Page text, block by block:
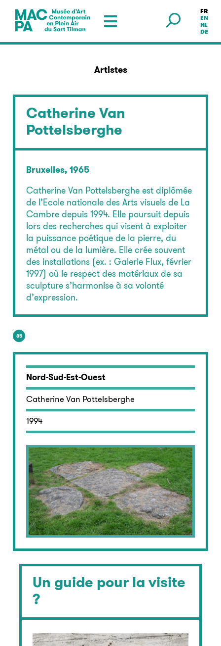
Musée en plein air — Sart Tilman
FR
EN
NL
DE
Artistes
Un guide pour la visite
?
Catherine Van
Pottelsberghe
Bruxelles, 1965
Catherine Van Pottelsberghe est diplômée
de l’Ecole nationale des Arts visuels de La
Cambre depuis 1994. Elle poursuit depuis
lors des recherches qui visent à exploiter
la puissance poétique de la pierre, du
métal ou de la lumière. Elle crée souvent
des installations (ex. : Galerie Flux, février
1997) où le respect des matériaux de sa
sculpture s’harmonise à sa volonté
d’expression.
85
Nord-Sud-Est-Ouest
Catherine Van Pottelsberghe
1994